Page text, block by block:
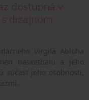
dostupná v
dizajnom